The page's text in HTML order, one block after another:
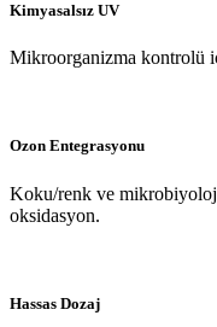
Kimyasalsız UV
Mikroorganizma kontrolü
Ozon Entegrasyonu
Koku/renk ve
oksidasyon.
Hassas Dozaj